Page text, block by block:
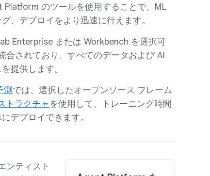
のツールを使用することで、ML
、デプロイをより迅速に行えます。
Enterprise または Workbench を選択可
合されており、すべてのデータおよび AI
提供します。
測 では、選択したオープンソース フレーム
トラクチャ を使用して、トレーニング時間
デプロイできます。
ンティスト